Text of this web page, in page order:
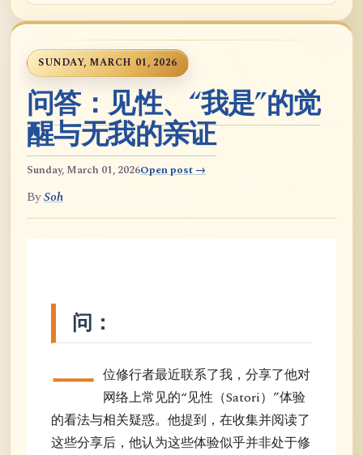
SUNDAY, MARCH 01, 2026
问答：见性、“我是”的觉
醒与无我的亲证
Sunday, March 01, 2026Open post →
BySoh
问：
一 位修行者最近联系了我，分享了他对
网络上常见的“见性（Satori）”体验
的看法与相关疑惑。他提到，在收集并阅读了
这些分享后，他认为这些体验似乎并非处于修